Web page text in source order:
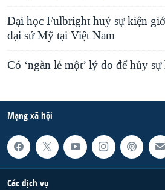
Đại học Fulbright huỷ sự kiện
đại sứ Mỹ tại Việt Nam
Có ‘ngàn lẻ một’ lý do để hủy
Mạng xã hội
Các dịch vụ